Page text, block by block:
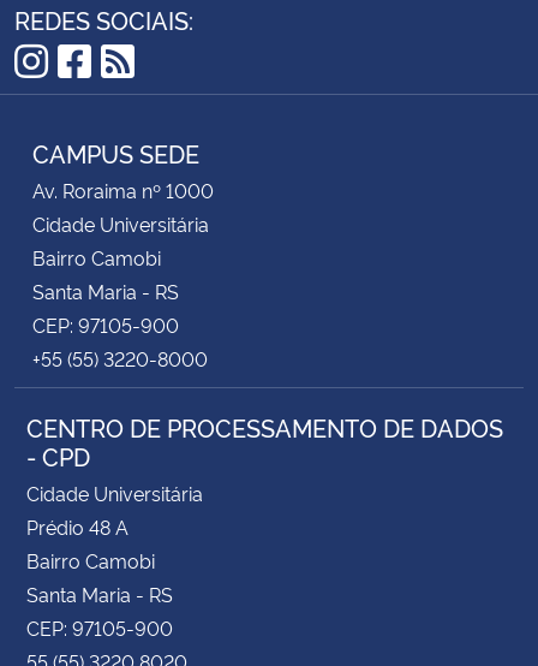
REDES SOCIAIS:
Instagram
Facebook
RSS
CAMPUS SEDE
Av. Roraima nº 1000
Cidade Universitária
Bairro Camobi
Santa Maria - RS
CEP: 97105-900
+55 (55) 3220-8000
CENTRO DE PROCESSAMENTO DE DADOS
- CPD
Cidade Universitária
Prédio 48 A
Bairro Camobi
Santa Maria - RS
CEP: 97105-900
55 (55) 3220 8020